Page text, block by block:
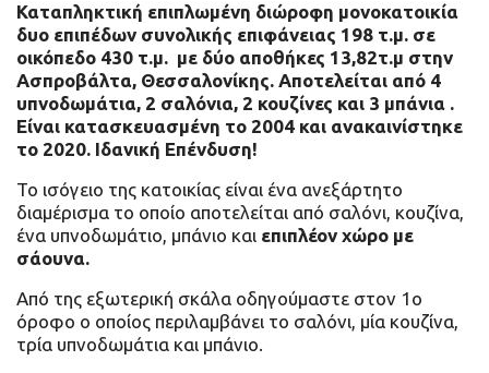
Καταπληκτική επιπλωμένη διώροφη μονοκατοικία
δυο επιπέδων συνολικής επιφάνειας 198 τ.μ. σε
οικόπεδο 430 τ.μ. με δύο αποθήκες 13,82τ.μ στην
Ασπροβάλτα, Θεσσαλονίκης. Αποτελείται από 4
υπνοδωμάτια, 2 σαλόνια, 2 κουζίνες και 3 μπάνια .
Είναι κατασκευασμένη το 2004 και ανακαινίστηκε
το 2020. Ιδανική Επένδυση!
Το ισόγειο της κατοικίας είναι ένα ανεξάρτητο
διαμέρισμα το οποίο αποτελείται από σαλόνι, κουζίνα,
ένα υπνοδωμάτιο, μπάνιο και επιπλέον χώρο με
σάουνα.
Από της εξωτερική σκάλα οδηγούμαστε στον 1ο
όροφο ο οποίος περιλαμβάνει το σαλόνι, μία κουζίνα,
τρία υπνοδωμάτια και μπάνιο.